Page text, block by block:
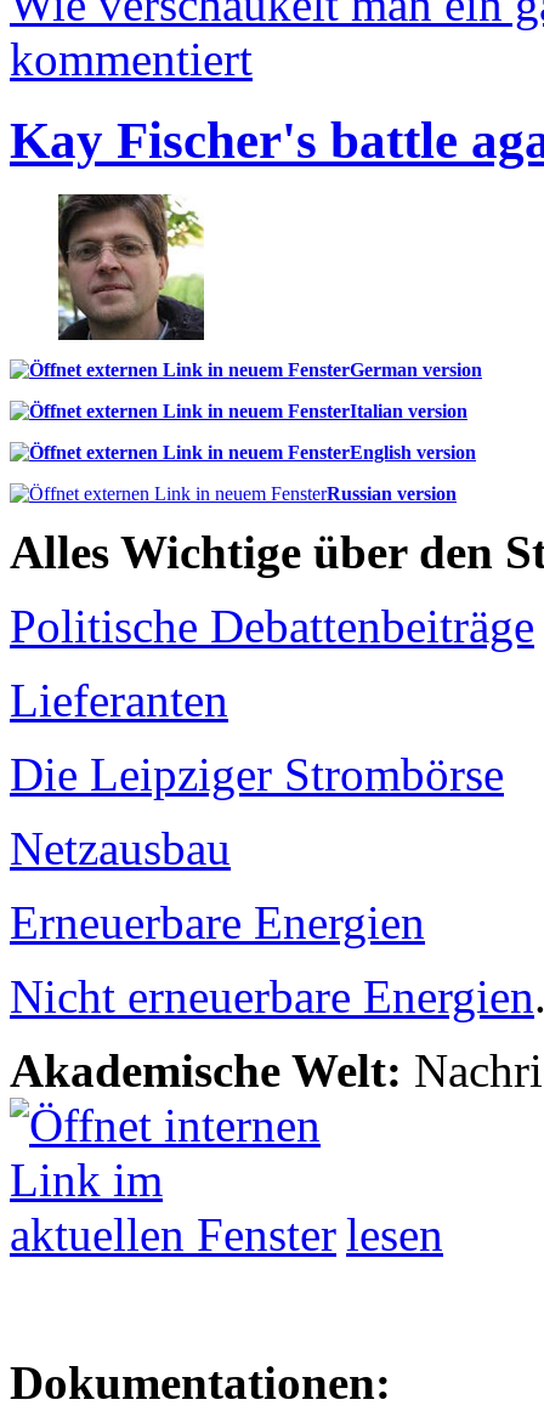
kommentiert
Kay Fischer's battle
German version
Italian version
English version
Russian version
Alles Wichtige über den
Politische Debattenbeiträge
Lieferanten
Die Leipziger Strombörse
Netzausbau
Erneuerbare Energien
Nicht erneuerbare Energien
Akademische Welt:
lesen
Dokumentationen: